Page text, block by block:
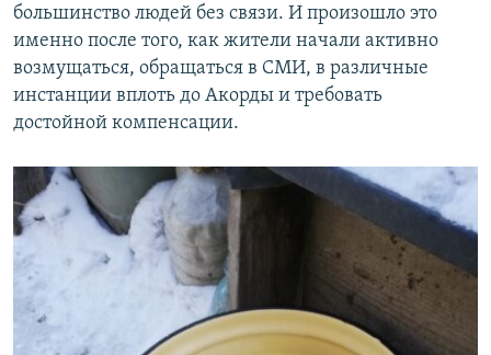
большинство людей без связи. И произошло это
именно после того, как жители начали активно
возмущаться, обращаться в СМИ, в различные
инстанции вплоть до Акорды и требовать
достойной компенсации.